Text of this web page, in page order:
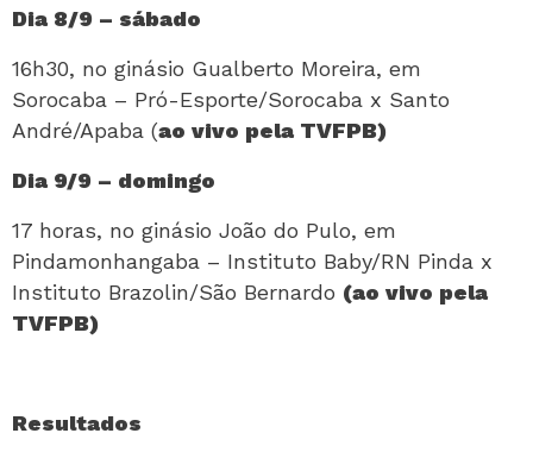
Dia 8/9 – sábado
16h30, no ginásio Gualberto Moreira, em
Sorocaba – Pró-Esporte/Sorocaba x Santo
André/Apaba (ao vivo pela TVFPB)
Dia 9/9 – domingo
17 horas, no ginásio João do Pulo, em
Pindamonhangaba – Instituto Baby/RN Pinda x
Instituto Brazolin/São Bernardo (ao vivo pela
TVFPB)
Resultados